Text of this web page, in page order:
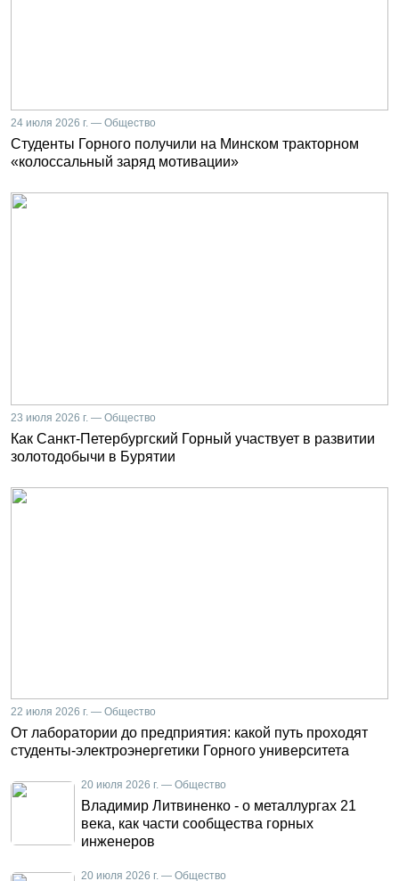
24 июля 2026 г. — Общество
Студенты Горного получили на Минском тракторном
«колоссальный заряд мотивации»
23 июля 2026 г. — Общество
Как Санкт-Петербургский Горный участвует в развитии
золотодобычи в Бурятии
22 июля 2026 г. — Общество
От лаборатории до предприятия: какой путь проходят
студенты-электроэнергетики Горного университета
20 июля 2026 г. — Общество
Владимир Литвиненко - о металлургах 21
века, как части сообщества горных
инженеров
20 июля 2026 г. — Общество